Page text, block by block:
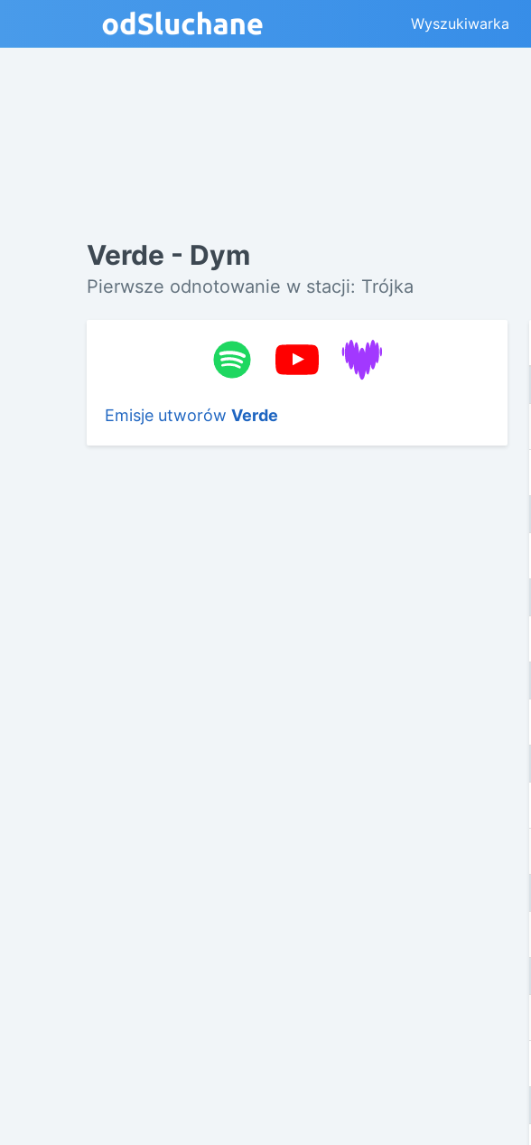
Wyszukiwarka
Verde - Dym
Pierwsze odnotowanie w stacji: Trójka
Emisje utworów Verde